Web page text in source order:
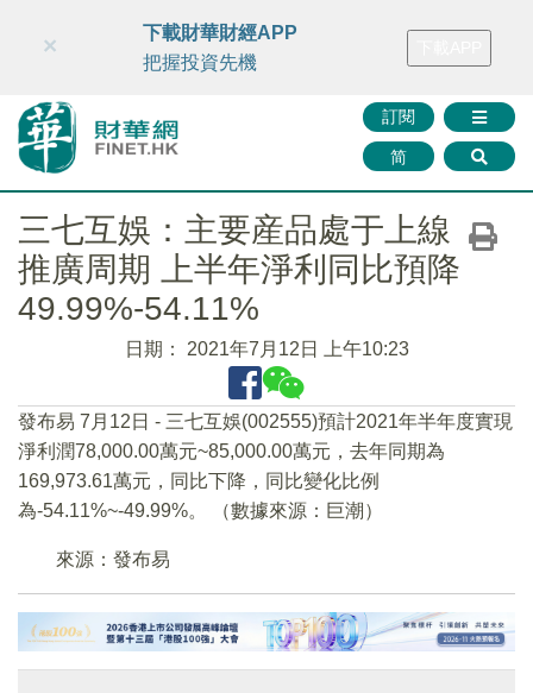
財華智庫網 FINTV FINMETA 財華證券 媒體矩陣
訂閱
简
×
下載財華財經APP
把握投資先機
三七互娛：主要産品處于上線
推廣周期 上半年淨利同比預降
49.99%-54.11%
日期： 2021年7月12日 上午10:23
發布易 7月12日 - 三七互娛(002555)預計2021年半年度實現
淨利潤78,000.00萬元~85,000.00萬元，去年同期為
169,973.61萬元，同比下降，同比變化比例
為-54.11%~-49.99%。 （數據來源：巨潮）
來源：發布易